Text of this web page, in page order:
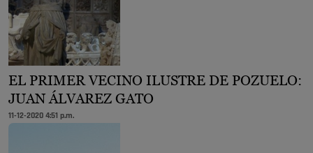
EL PRIMER VECINO ILUSTRE DE POZUELO:
JUAN ÁLVAREZ GATO
11-12-2020 4:51 p.m.